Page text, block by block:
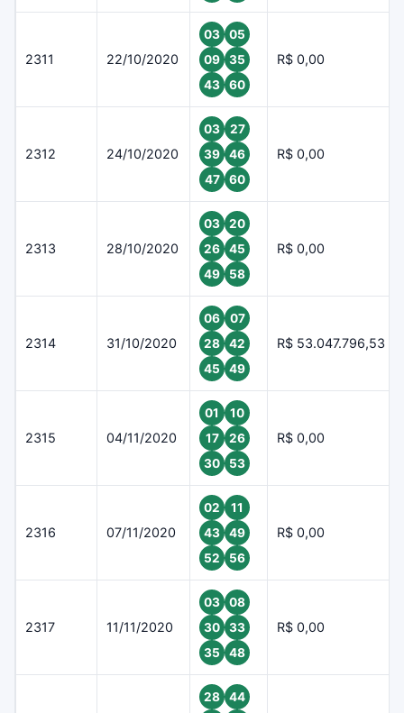
2311 22/10/2020
03
05
09
35
43
60
R$ 0,00
2312 24/10/2020
03
27
39
46
47
60
R$ 0,00
2313 28/10/2020
03
20
26
45
49
58
R$ 0,00
2314 31/10/2020
06
07
28
42
45
49
R$ 53.047.796,53
2315 04/11/2020
01
10
17
26
30
53
R$ 0,00
2316 07/11/2020
02
11
43
49
52
56
R$ 0,00
2317 11/11/2020
03
08
30
33
35
48
R$ 0,00
28
44